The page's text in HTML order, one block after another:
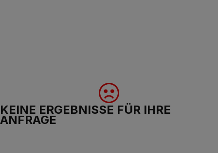
KEINE ERGEBNISSE FÜR IHRE
ANFRAGE